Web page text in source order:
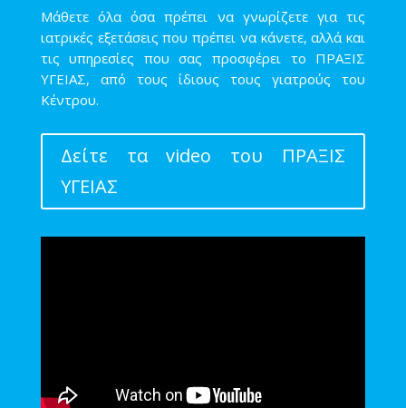
Μάθετε όλα όσα πρέπει να γνωρίζετε για τις
ιατρικές εξετάσεις που πρέπει να κάνετε, αλλά και
τις υπηρεσίες που σας προσφέρει το ΠΡΑΞΙΣ
ΥΓΕΙΑΣ, από τους ίδιους τους γιατρούς του
Κέντρου.
Δείτε τα video του ΠΡΑΞΙΣ
ΥΓΕΙΑΣ